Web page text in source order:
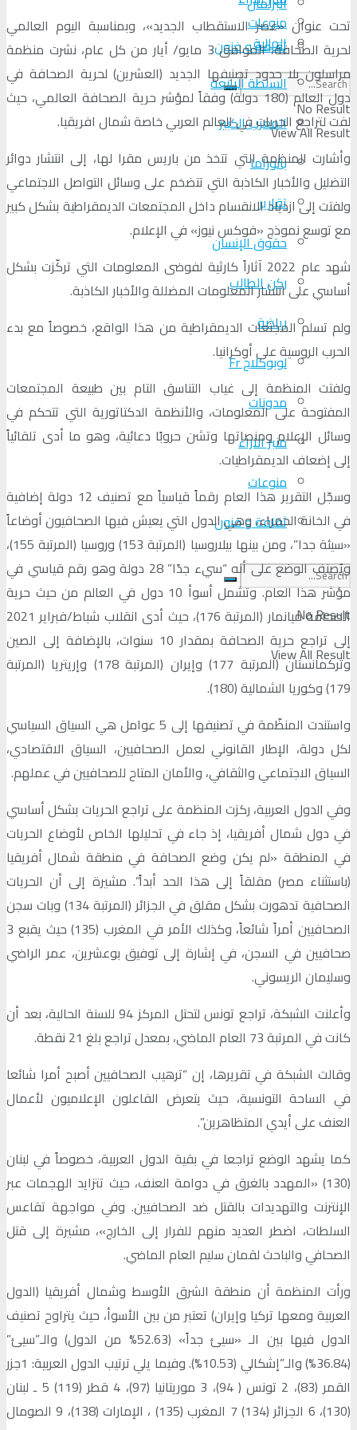
منوعات
ثقافة و فنون
No Result
View All Result
الجالية
السلطة الرابعة
المغرب الكبير
بانوراما
تقارير
حقوق الإنسان
ركن الطالب
رياضة
لوبوكلاج Fr
مدونات
منبر الآراء
منوعات
ثقافة و فنون
No Result
View All Result
تحت عنوان «عصر الاستقطاب الجديد»، وبمناسبة اليوم العالمي
لحرية الصحافة، الموافق 3 مايو/ أيار من كل عام، نشرت منظمة
مراسلون بلا حدود تصنيفها الجديد (العشرين) لحرية الصحافة في
دول العالم (180 دولة) وفقاً لمؤشر حرية الصحافة العالمي، حيث
لفت لتراجع الحريات في العالم العربي خاصة شمال افريقيا.
وأشارت المنظمة التي تتخذ من باريس مقرا لها، إلى انتشار دوائر
التضليل والأخبار الكاذبة التي تتضخم على وسائل التواصل الاجتماعي
ولفتت إلى ازدياد الانقسام داخل المجتمعات الديمقراطية بشكل كبير
مع توسع نموذج «فوكس نيوز» في الإعلام.
شهد عام 2022 آثاراً كارثية لفوضى المعلومات التي تركّزت بشكل
أساسي على انتشار المعلومات المضللة والأخبار الكاذبة.
ولم تسلم المجتعات الديمقراطية من هذا الواقع، خصوصاً مع بدء
الحرب الروسية على أوكرانيا.
ولفتت المنظمة إلى غياب التناسق التام بين طبيعة المجتمعات
المفتوحة على المعلومات، والأنظمة الدكتاتورية التي تتحكم في
وسائل الإعلام ومنصاتها وتشن حروبًا دعائية، وهو ما أدى تلقائياً
إلى إضعاف الديمقراطيات.
وسجّل التقرير هذا العام رقماً قياسياً مع تصنيف 12 دولة إضافية
في الخانة الحمراء، وهي الدول التي يعيش فيها الصحافيون أوضاعاً
«سيئة جدا”، ومن بينها بيلاروسيا (المرتبة 153) وروسيا (المرتبة 155)،
ويُصنف الوضع على أنه “سيء جدًا” 28 دولة وهو رقم قياسي في
مؤشر هذا العام. وتشمل أسوأ 10 دول في العالم من حيث حرية
الصحافة ميانمار (المرتبة 176)، حيث أدى انقلاب شباط/فبراير 2021
إلى تراجع حرية الصحافة بمقدار 10 سنوات، بالإضافة إلى الصين
وتركمانستان (المرتبة 177) وإيران (المرتبة 178) وإريتريا (المرتبة
179) وكوريا الشمالية (180).
واستندت المنظّمة في تصنيفها إلى 5 عوامل هي السياق السياسي
لكل دولة، الإطار القانوني لعمل الصحافيين، السياق الاقتصادي،
السياق الاجتماعي والثقافي، والأمان المتاح للصحافيين في عملهم.
وفي الدول العربية، ركزت المنظمة على تراجع الحريات بشكل أساسي
في دول شمال أفريقيا، إذ جاء في تحليلها الخاص لأوضاع الحريات
في المنطقة «لم يكن وضع الصحافة في منطقة شمال أفريقيا
(باستثناء مصر) مقلقاً إلى هذا الحد أبداً”. مشيرة إلى أن الحريات
الصحافية تدهورت بشكل مقلق في الجزائر (المرتبة 134) وبات سجن
الصحافيين أمراً شائعاً، وكذلك الأمر في المغرب (135) حيث يقبع 3
صحافيين في السجن، في إشارة إلى توفيق بوعشرين، عمر الراضي
وسليمان الريسوني.
وأعلنت الشبكة، تراجع تونس لتحتل المركز 94 للسنة الحالية، بعد أن
كانت في المرتبة 73 العام الماضي، بمعدل تراجع بلغ 21 نقطة.
وقالت الشبكة في تقريرها، إن “ترهيب الصحافيين أصبح أمرا شائعا
في الساحة التونسية، حيث يتعرض الفاعلون الإعلاميون لأعمال
العنف على أيدي المتظاهرين”.
كما يشهد الوضع تراجعا في بقية الدول العربية، خصوصاً في لبنان
(130) «المهدد بالغرق في دوامة العنف، حيث تتزايد الهجمات عبر
الإنترنت والتهديدات بالقتل ضد الصحافيين. وفي مواجهة تقاعس
السلطات، اضطر العديد منهم للفرار إلى الخارج»، مشيرة إلى قتل
الصحافي والباحث لقمان سليم العام الماضي.
ورأت المنظمة أن منطقة الشرق الأوسط وشمال أفريقيا (الدول
العربية ومعها تركيا وإيران) تعتبر من بين الأسوأ، حيث يتراوح تصنيف
الدول فيها بين الـ «سيئ جداً» (52.63% من الدول) والـ”سيئ”
(36.84%) والـ”إشكالي (10.53%). وفيما يلي ترتيب الدول العربية: 1جزر
القمر (83)، 2 تونس ( 94)، 3 موريتانيا (97)، 4 قطر (119) 5 ـ لبنان
(130)، 6 الجزائر (134) 7 المغرب (135) ، الإمارات (138)، 9 الصومال